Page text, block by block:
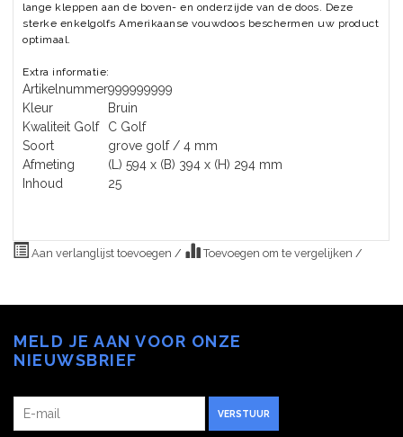
lange kleppen aan de boven- en onderzijde van de doos. Deze
sterke enkelgolfs Amerikaanse vouwdoos beschermen uw product
optimaal.
Extra informatie:
Artikelnummer999999999
Kleur
Bruin
Kwaliteit Golf
C Golf
Soort
grove golf / 4 mm
Afmeting
(L) 594 x (B) 394 x (H) 294 mm
Inhoud
25
Aan verlanglijst toevoegen / Toevoegen om te vergelijken /
MELD JE AAN VOOR ONZE
NIEUWSBRIEF
VERSTUUR